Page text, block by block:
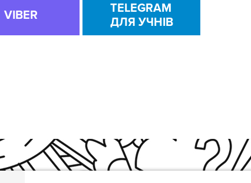
VIBER
TELEGRAM
ДЛЯ УЧНІВ